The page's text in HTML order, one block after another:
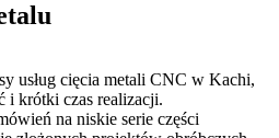
usług cięcia metali CNC w Kachi,
i krótki czas realizacji.
na niskie serie części